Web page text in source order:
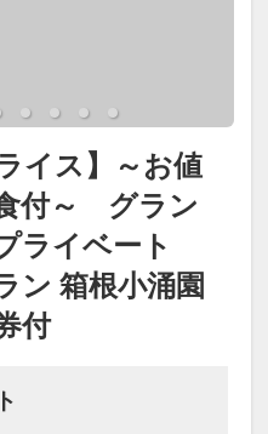
ーセージ/野菜/ロ
ソース/山葵
子様用食事のご
況により内容が変
ます。
イス】～お値
付～ グラン
ライベート
ン 箱根小涌園
付